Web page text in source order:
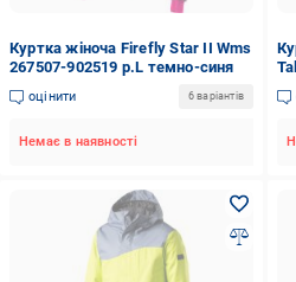
Куртка жіноча Firefly Star II Wms
267507-902519 р.L темно-синя
оцінити 6 варіантів
Немає в наявності